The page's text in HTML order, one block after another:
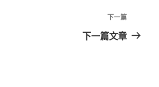
下
一
下一篇
下一篇文章